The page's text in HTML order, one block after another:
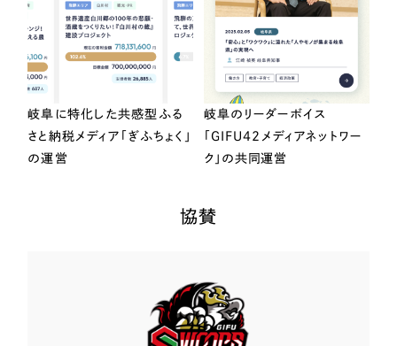
岐阜に特化した共感型ふる
さと納税メディア「ぎふちょく」
の運営
岐阜のリーダーボイス
「GIFU42メディアネットワー
ク」の共同運営
協賛